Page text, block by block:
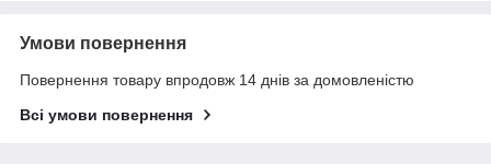
Умови повернення
Повернення товару впродовж 14 днів за домовленістю
Всі умови повернення